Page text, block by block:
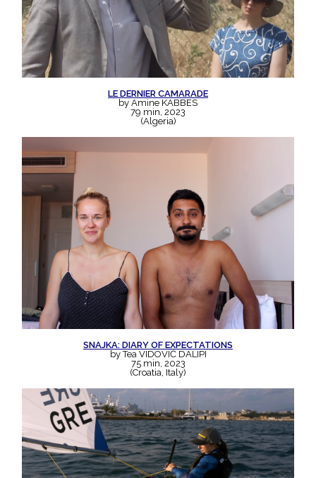
LE DERNIER CAMARADE
by Amine KABBES
79 min, 2023
(Algeria)
SNAJKA: DIARY OF EXPECTATIONS
by Tea VIDOVIĆ DALIPI
75 min, 2023
(Croatia, Italy)